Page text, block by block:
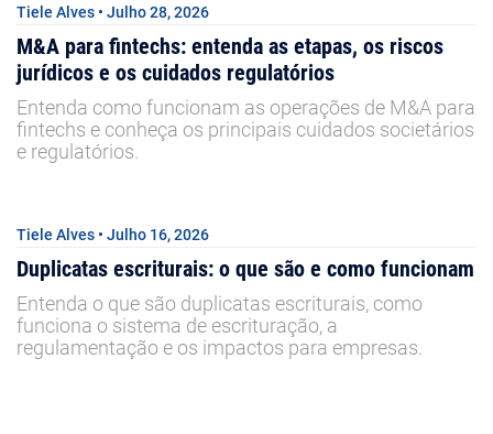
Tiele Alves • Julho 28, 2026
M&A para fintechs: entenda as etapas, os riscos
jurídicos e os cuidados regulatórios
Entenda como funcionam as operações de M&A para
fintechs e conheça os principais cuidados societários
e regulatórios.
Tiele Alves • Julho 16, 2026
Duplicatas escriturais: o que são e como funcionam
Entenda o que são duplicatas escriturais, como
funciona o sistema de escrituração, a
regulamentação e os impactos para empresas.